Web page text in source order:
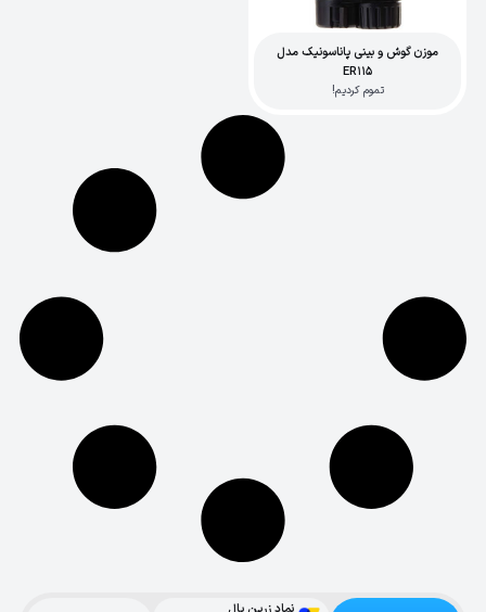
موزن گوش و بینی پاناسونیک مدل
ER115
تموم کردیم!